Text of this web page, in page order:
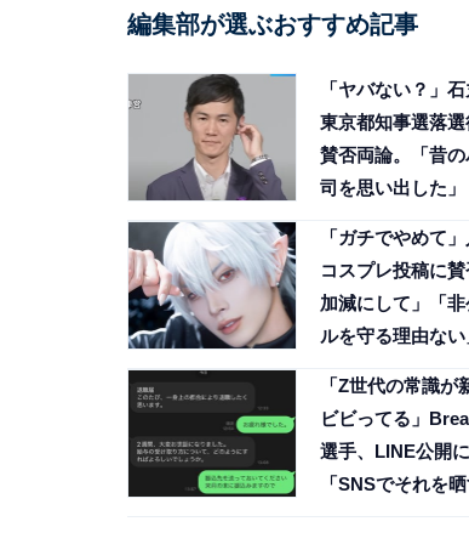
編集部が選ぶおすすめ記事
「ヤバない？」石
東京都知事選落
賛否両論。「昔
司を思い出した」
「ガチでやめて」
コスプレ投稿に
加減にして」「
ルを守る理由ない
「Z世代の常識が
ビビってる」
選手、LINE公開
「SNSでそれを